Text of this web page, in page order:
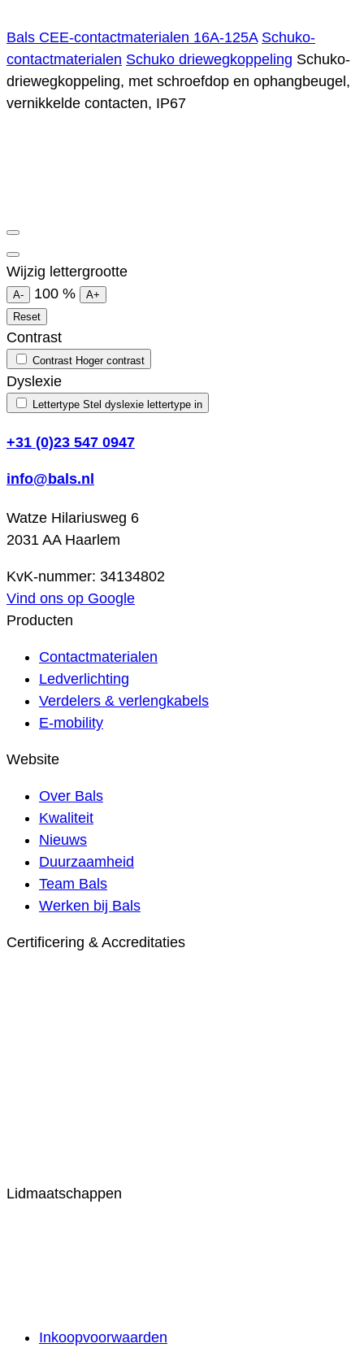
Bals CEE-contactmaterialen 16A-125A Schuko-
contactmaterialen Schuko driewegkoppeling Schuko-
driewegkoppeling, met schroefdop en ophangbeugel,
vernikkelde contacten, IP67
Wijzig lettergrootte
A- 100 %
A+
Reset
Contrast
Contrast Hoger contrast
Dyslexie
Lettertype Stel dyslexie lettertype in
+31 (0)23 547 0947
info@bals.nl
Watze Hilariusweg 6
2031 AA Haarlem
KvK-nummer: 34134802
Vind ons op Google
Producten
Contactmaterialen
Ledverlichting
Verdelers & verlengkabels
E-mobility
Website
Over Bals
Kwaliteit
Nieuws
Duurzaamheid
Team Bals
Werken bij Bals
Certificering & Accreditaties
Lidmaatschappen
Inkoopvoorwaarden